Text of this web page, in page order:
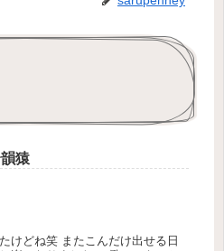
猿
けどね笑 またこんだけ出せる日